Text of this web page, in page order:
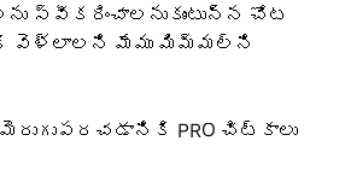
స్వీకరించాలనుకుంటున్న చోట
మేము మిమ్మల్ని
PRO చిట్కాలు